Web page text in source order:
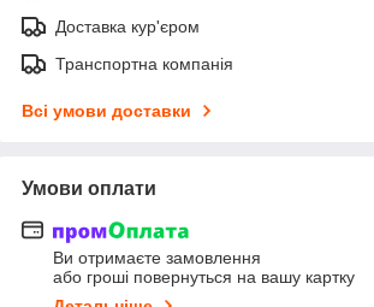
Доставка кур'єром
Транспортна компанія
Всі умови доставки
Умови оплати
Ви отримаєте замовлення
або гроші повернуться на вашу картку